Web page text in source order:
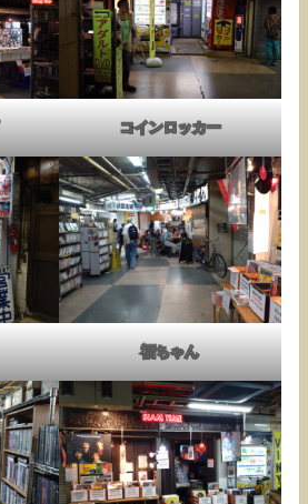
コインロッカー
福ちゃん